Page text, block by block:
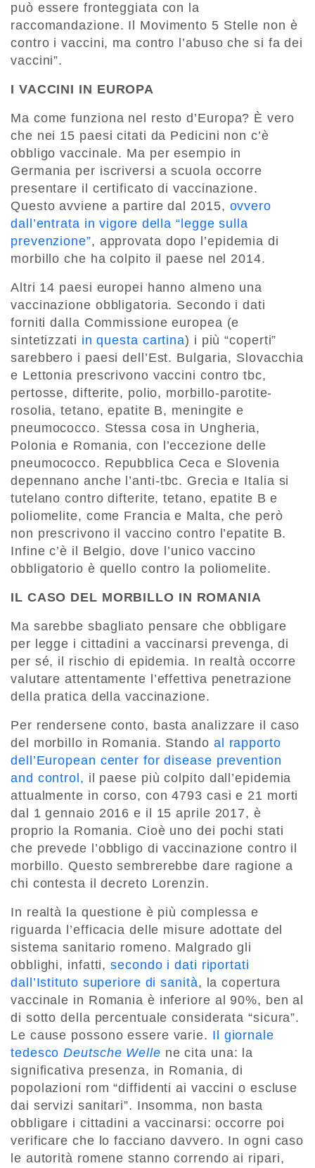
può essere fronteggiata con la
raccomandazione. Il Movimento 5 Stelle non è
contro i vaccini, ma contro l’abuso che si fa dei
vaccini”.
I VACCINI IN EUROPA
Ma come funziona nel resto d’Europa? È vero
che nei 15 paesi citati da Pedicini non c’è
obbligo vaccinale. Ma per esempio in
Germania per iscriversi a scuola occorre
presentare il certificato di vaccinazione.
Questo avviene a partire dal 2015, ovvero
dall’entrata in vigore della “legge sulla
prevenzione”, approvata dopo l’epidemia di
morbillo che ha colpito il paese nel 2014.
Altri 14 paesi europei hanno almeno una
vaccinazione obbligatoria. Secondo i dati
forniti dalla Commissione europea (e
sintetizzati in questa cartina) i più “coperti”
sarebbero i paesi dell’Est. Bulgaria, Slovacchia
e Lettonia prescrivono vaccini contro tbc,
pertosse, difterite, polio, morbillo-parotite-
rosolia, tetano, epatite B, meningite e
pneumococco. Stessa cosa in Ungheria,
Polonia e Romania, con l’eccezione delle
pneumococco. Repubblica Ceca e Slovenia
depennano anche l’anti-tbc. Grecia e Italia si
tutelano contro difterite, tetano, epatite B e
poliomelite, come Francia e Malta, che però
non prescrivono il vaccino contro l’epatite B.
Infine c’è il Belgio, dove l’unico vaccino
obbligatorio è quello contro la poliomelite.
IL CASO DEL MORBILLO IN ROMANIA
Ma sarebbe sbagliato pensare che obbligare
per legge i cittadini a vaccinarsi prevenga, di
per sé, il rischio di epidemia. In realtà occorre
valutare attentamente l’effettiva penetrazione
della pratica della vaccinazione.
Per rendersene conto, basta analizzare il caso
del morbillo in Romania. Stando al rapporto
dell’European center for disease prevention
and control, il paese più colpito dall’epidemia
attualmente in corso, con 4793 casi e 21 morti
dal 1 gennaio 2016 e il 15 aprile 2017, è
proprio la Romania. Cioè uno dei pochi stati
che prevede l’obbligo di vaccinazione contro il
morbillo. Questo sembrerebbe dare ragione a
chi contesta il decreto Lorenzin.
In realtà la questione è più complessa e
riguarda l’efficacia delle misure adottate del
sistema sanitario romeno. Malgrado gli
obblighi, infatti,secondo i dati riportati
dall’Istituto superiore di sanità, la copertura
vaccinale in Romania è inferiore al 90%, ben al
di sotto della percentuale considerata “sicura”.
Le cause possono essere varie. Il giornale
tedescoDeutsche Welle ne cita una: la
significativa presenza, in Romania, di
popolazioni rom “diffidenti ai vaccini o escluse
dai servizi sanitari”. Insomma, non basta
obbligare i cittadini a vaccinarsi: occorre poi
verificare che lo facciano davvero. In ogni caso
le autorità romene stanno correndo ai ripari,